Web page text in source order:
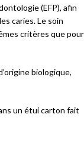
(EFP), afin
caries. Le soin
critères que pour
biologique,
un étui carton fait